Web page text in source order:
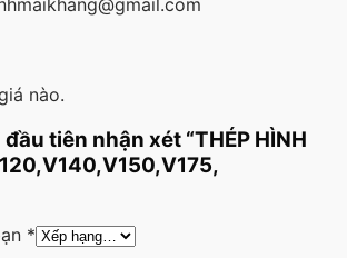
nào.
tiên nhận xét “THÉP HÌNH
*